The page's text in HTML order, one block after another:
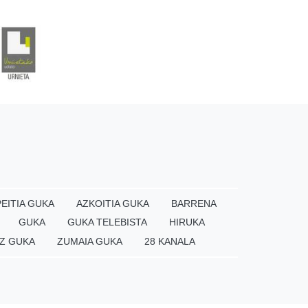
GUKA AZKOITIA GUKA
BARRENA
GUKA GUKA TELEBISTA
HIRUKA
GUKA ZUMAIA GUKA 28 KANALA